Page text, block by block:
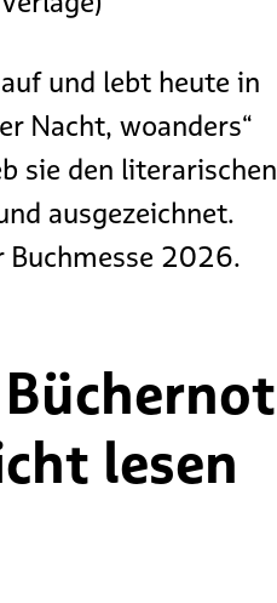
und lebt heute in
Nacht, woanders“
sie den literarischen
ausgezeichnet.
Buchmesse 2026.
lesen